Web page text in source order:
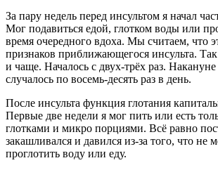
За пару недель перед инсультом я начал
Мог подавиться едой, глотком воды или
время очередного вдоха. Мы считаем, что
признаков приближающегося инсульта.
и чаще. Началось с двух-трёх раз. Накануне
случалось по восемь-десять раз в день.
После инсульта функция глотания
Первые две недели я мог пить или есть
глотками и микро порциями. Всё равно
закашливался и давился из-за того, что не
проглотить воду или еду.